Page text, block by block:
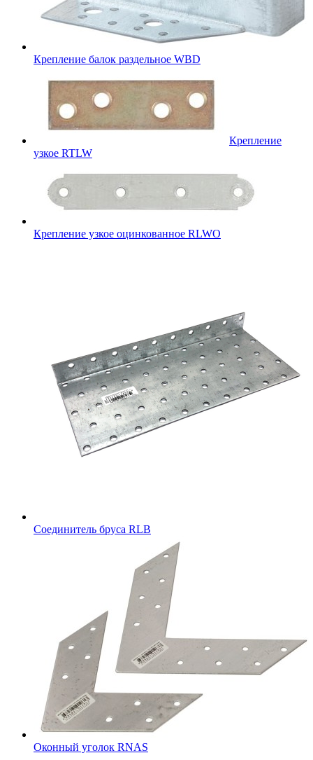
Крепление балок раздельное WBD
Крепление
узкое RTLW
Крепление узкое оцинкованное RLWO
Соединитель бруса RLB
Оконный уголок RNAS